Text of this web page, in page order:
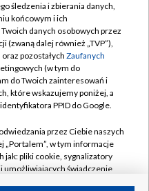
TVP
śledzenia i zbierania danych,
końcowym i ich
danych osobowych przez
(zwaną dalej również „TVP”),
oraz pozostałych Zaufanych
(w tym do
do Twoich zainteresowań i
które wskazujemy poniżej, a
PPID do Google.
przez Ciebie naszych
„Portalem”, w tym informacje
jak: pliki cookie, sygnalizatory
umożliwiających świadczenie